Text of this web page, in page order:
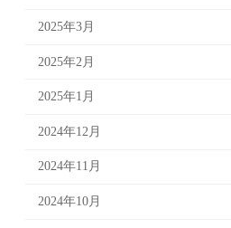
2025年3月
2025年2月
2025年1月
2024年12月
2024年11月
2024年10月